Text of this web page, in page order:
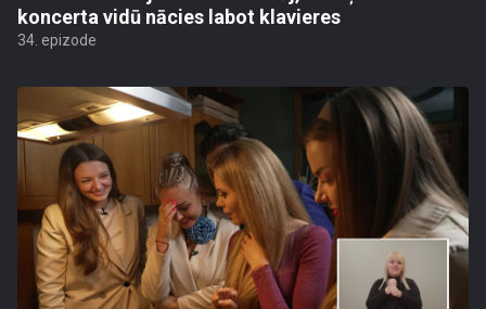
koncerta vidū nācies labot klavieres
34. epizode